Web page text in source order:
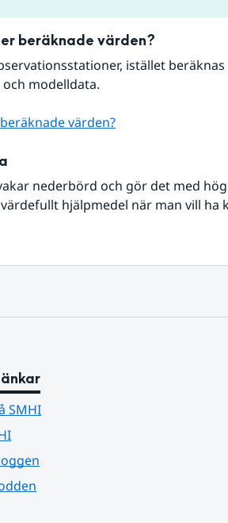
beräknade värden?
istället
modelldata.
värden?
nederbörd och gör det med
hjälpmedel när man vill ha
SMHI